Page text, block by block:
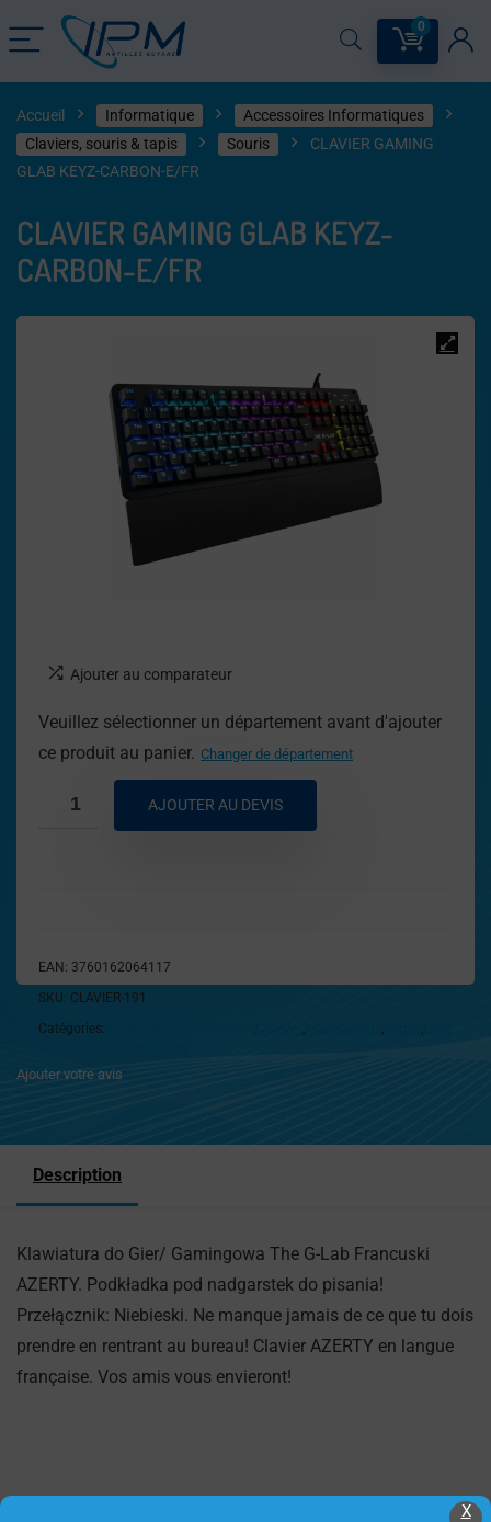
0
Accueil Informatique
Accessoires Informatiques
Claviers, souris & tapis​
Souris
CLAVIER GAMING
GLAB KEYZ-CARBON-E/FR
CLAVIER GAMING GLAB KEYZ-
CARBON-E/FR
Ajouter au comparateur
Veuillez sélectionner un département avant d'ajouter
ce produit au panier. Changer de département
AJOUTER AU DEVIS
EAN: 3760162064117
SKU: CLAVIER-191
Catégories:
, , , ,
Ajouter votre avis
Description
Klawiatura do Gier/ Gamingowa The G-Lab Francuski
AZERTY. Podkładka pod nadgarstek do pisania!
Przełącznik: Niebieski. Ne manque jamais de ce que tu dois
prendre en rentrant au bureau! Clavier AZERTY en langue
française. Vos amis vous envieront!
X